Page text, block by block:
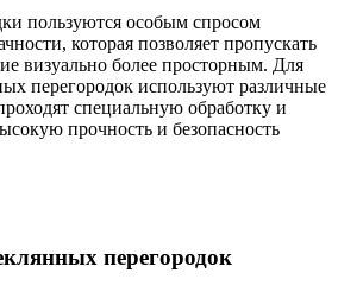
пользуются особым спросом
которая позволяет пропускать
визуально более просторным. Для
перегородок используют различные
специальную обработку и
прочность и безопасность
перегородок